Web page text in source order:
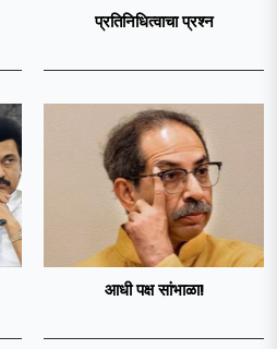
प्रतिनिधित्वाचा प्रश्न
आधी पक्ष सांभाळा!